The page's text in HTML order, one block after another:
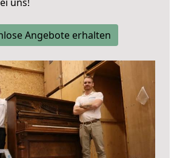
Angebote erhalten